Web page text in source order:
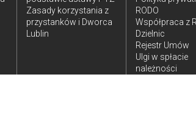
Zasady korzystania z
przystanków i Dworca
Lublin
RODO
Współpraca z
Dzielnic
Rejestr Umów
Ulgi w spłacie
należności